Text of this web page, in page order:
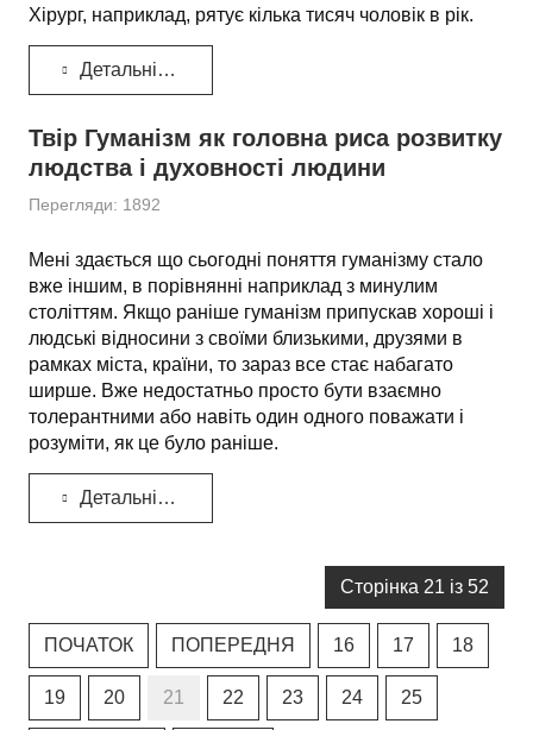
Хірург, наприклад, рятує кілька тисяч чоловік в рік.
Детальніше...
Твір Гуманізм як головна риса розвитку
людства і духовності людини
Перегляди: 1892
Мені здається що сьогодні поняття гуманізму стало
вже іншим, в порівнянні наприклад з минулим
століттям. Якщо раніше гуманізм припускав хороші і
людські відносини з своїми близькими, друзями в
рамках міста, країни, то зараз все стає набагато
ширше. Вже недостатньо просто бути взаємно
толерантними або навіть один одного поважати і
розуміти, як це було раніше.
Детальніше...
Сторінка 21 із 52
ПОЧАТОК ПОПЕРЕДНЯ 16 17 18
19 20 21 22 23 24 25